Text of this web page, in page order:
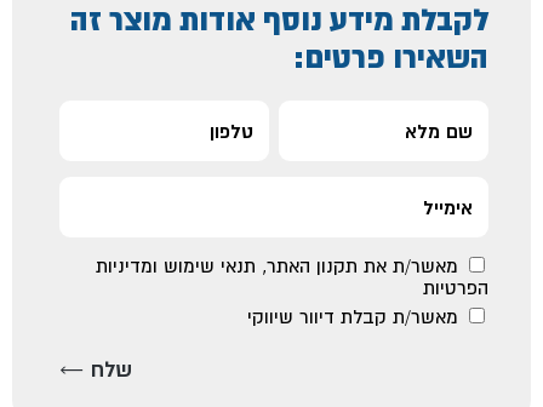
לקבלת מידע נוסף אודות מוצר זה
השאירו פרטים:
מאשר/ת את תקנון האתר, תנאי שימוש ומדיניות
הפרטיות
מאשר/ת קבלת דיוור שיווקי